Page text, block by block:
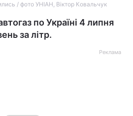
/ фото УНІАН, Віктор Ковальчук
по Україні 4 липня
за літр.
Реклама